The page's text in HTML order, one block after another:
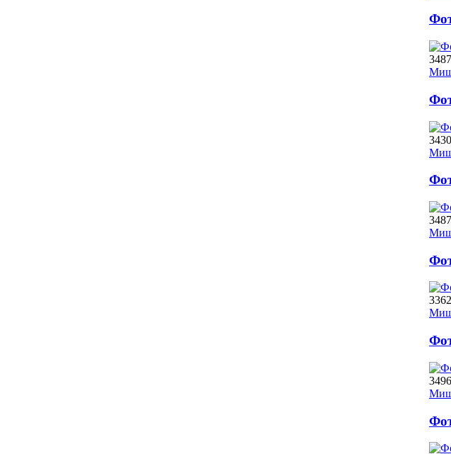
3487
3430
3487
3362
3496